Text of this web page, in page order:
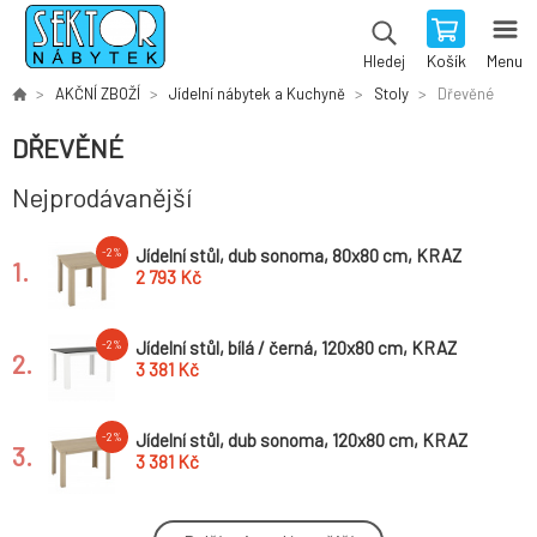
Hledej Košík Menu
AKČNÍ ZBOŽÍ Jídelní nábytek a Kuchyně Stoly Dřevěné
DŘEVĚNÉ
Nejprodávanější
1.
-2%
Jídelní stůl, dub sonoma, 80x80 cm, KRAZ
2 793 Kč
2.
-2%
Jídelní stůl, bílá / černá, 120x80 cm, KRAZ
3 381 Kč
3.
-2%
Jídelní stůl, dub sonoma, 120x80 cm, KRAZ
3 381 Kč
Jídelní stůl, bílá / černá, 80x80 cm, KRAZ